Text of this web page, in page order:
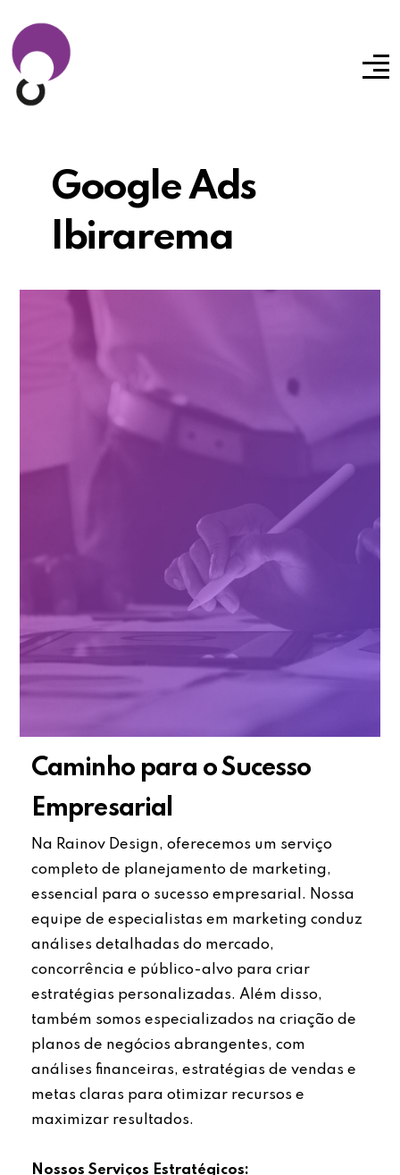
Google Ads
Ibirarema
Caminho para o Sucesso
Empresarial
Na Rainov Design, oferecemos um serviço
completo de planejamento de marketing,
essencial para o sucesso empresarial. Nossa
equipe de especialistas em marketing conduz
análises detalhadas do mercado,
concorrência e público-alvo para criar
estratégias personalizadas. Além disso,
também somos especializados na criação de
planos de negócios abrangentes, com
análises financeiras, estratégias de vendas e
metas claras para otimizar recursos e
maximizar resultados.
Nossos Serviços Estratégicos: